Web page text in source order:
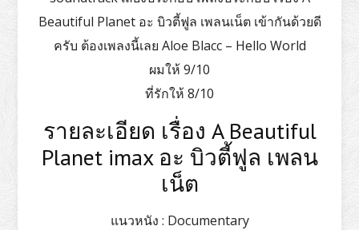
Beautiful Planet อะ บิวตี้ฟูล เพลนเน็ต เข้ากันด้วยดี
ครับ ต้องเพลงนี้เลย Aloe Blacc – Hello World
ผมให้ 9/10
ที่รักให้ 8/10
รายละเอียด เรื่อง A Beautiful
Planet imax อะ บิวตี้ฟูล เพลน
เน็ต
แนวหนัง : Documentary